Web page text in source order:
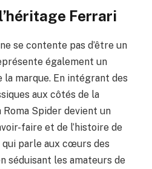
Ferrari
se contente pas d’être un
également un
la marque. En intégrant des
aux côtés de la
Spider devient un
faire et de l’histoire de
qui parle aux cœurs des
séduisant les amateurs de